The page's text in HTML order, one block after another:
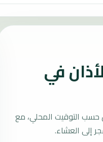
في
حسب التوقيت المحلي، مع